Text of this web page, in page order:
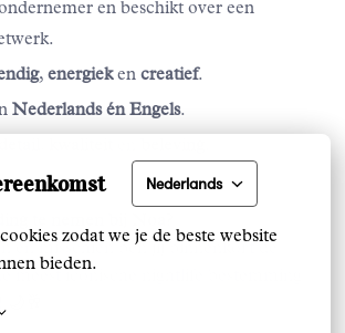
Nederlands
zodat we je de beste website
bieden.
en beschikt over een
, energieken creatief.
Nederlands én Engels.
en misschien ben jij binnenkort dé
meest iconische nightlife bestemming